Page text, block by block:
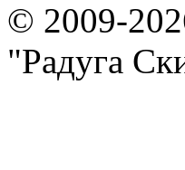
© 2009-
"Радуга